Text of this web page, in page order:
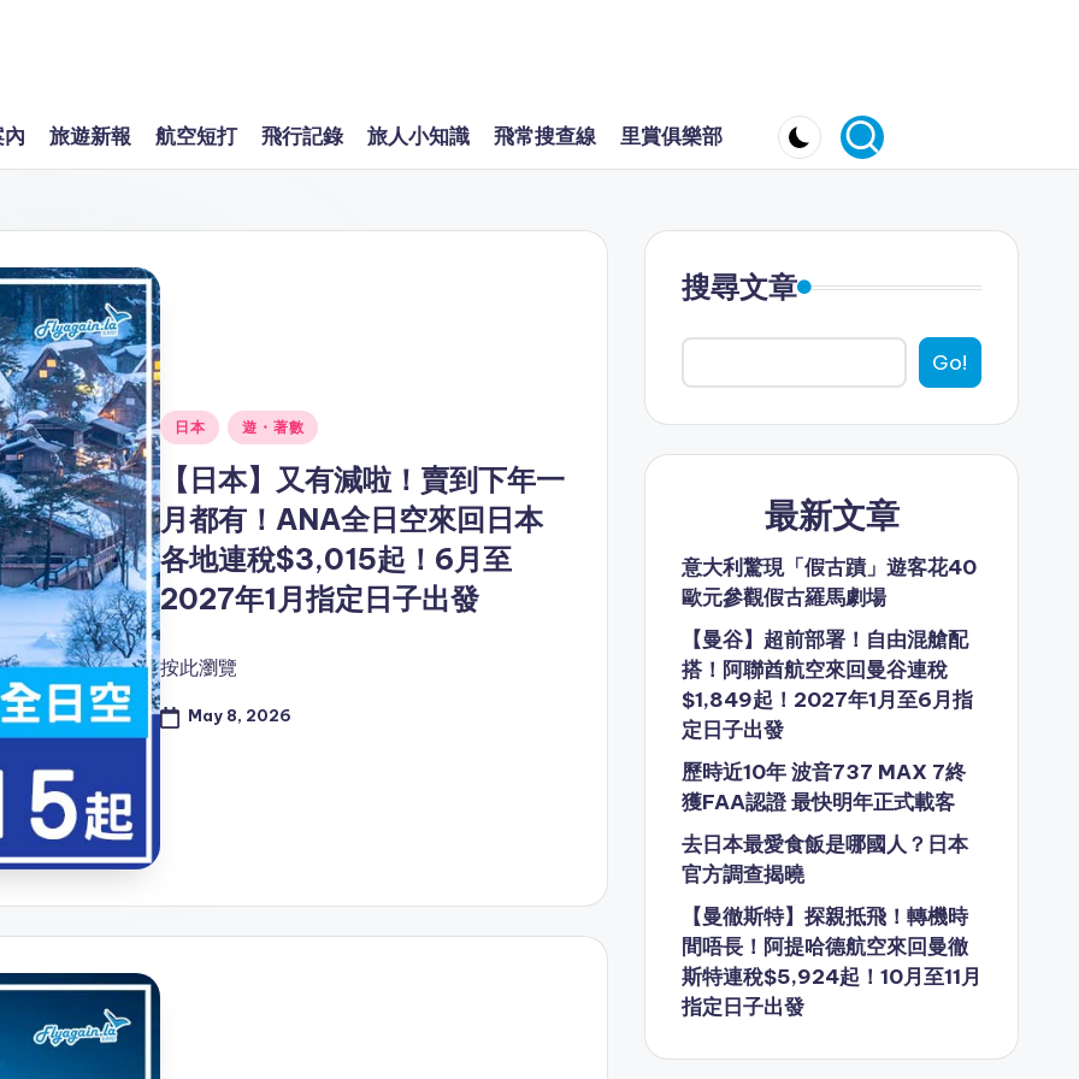
旅遊新報 航空短打 飛行記錄 旅人小知識 飛常搜查線 里賞俱樂部
Posted
in
日本 遊・著數
【日本】又有減啦！賣到下年一
月都有！ANA全日空來回日本
各地連稅$3,015起！6月至
2027年1月指定日子出發
按此瀏覽
May 8, 2026
搜尋文章
Go!
最新文章
意大利驚現「假古蹟」遊客花40
歐元參觀假古羅馬劇場
【曼谷】超前部署！自由混艙配
搭！阿聯酋航空來回曼谷連稅
$1,849起！2027年1月至6月指
定日子出發
歷時近10年 波音737 MAX 7終
獲FAA認證 最快明年正式載客
去日本最愛食飯是哪國人？日本
官方調查揭曉
【曼徹斯特】探親抵飛！轉機時
間唔長！阿提哈德航空來回曼徹
斯特連稅$5,924起！10月至11月
指定日子出發